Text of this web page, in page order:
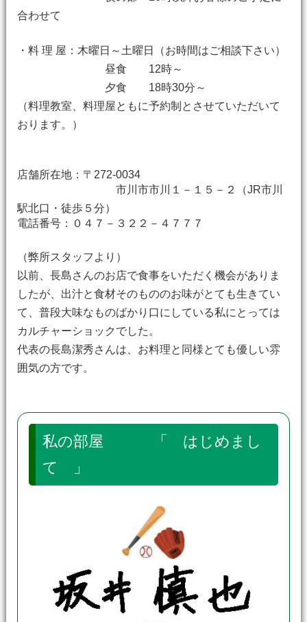
合わせて
・料 理 屋：木曜日～土曜日（お時間はご相談下さい）
昼食 12時～
夕食 18時30分～
（料理教室、料理屋ともに予約制とさせていただいて
おります。）
店舗所在地：〒272-0034
市川市市川１－１５－２（JR市川
駅北口・徒歩５分）
電話番号：０４７－３２２－４７７７
（弊所スタッフより）
以前、長島さんのお店で食事をいただく機会がありま
したが、出汁と食材そのもののお味がとても生きてい
て、普段大味なものばかり口にしている私にとっては
カルチャーショックでした。
代表の長島潔秀さんは、お料理と同様とても優しい雰
囲気の方です。
私の部屋 「 はじめまし
て 」